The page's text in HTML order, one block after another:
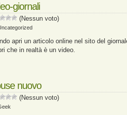
giornali
(Nessun voto)
apri un articolo online nel sito del
che in realtà è un video.
nuovo
(Nessun voto)